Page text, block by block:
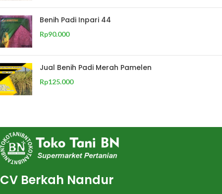
Benih Padi Inpari 44
Rp90.000
Jual Benih Padi Merah Pamelen
Rp125.000
CV Berkah Nandur